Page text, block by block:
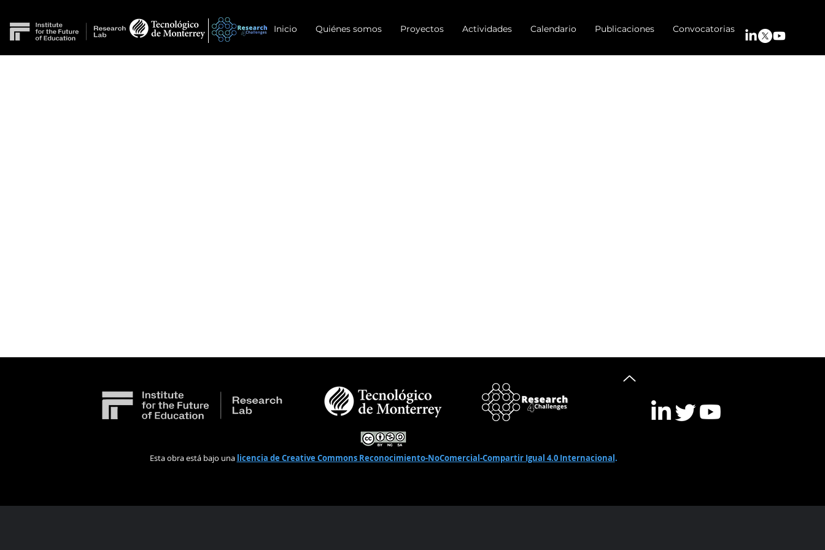
Inicio Quiénes somos Proyectos Actividades Calendario Publicaciones Convocatorias
Esta obra está bajo una licencia de Creative Commons Reconocimiento-NoComercial-Compartir Igual 4.0 Internacional.